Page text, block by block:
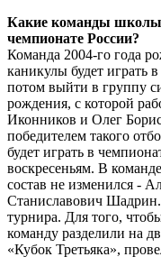
Какие команды школы
чемпионате России?
Команда 2004-го года
каникулы будет играть
потом выйти в группу
рождения, с которой
Иконников и Олег
победителем такого
будет играть в
воскресеньям. В
состав не изменился -
Станиславович
турнира. Для того,
команду разделили на
«Кубок Третьяка»,